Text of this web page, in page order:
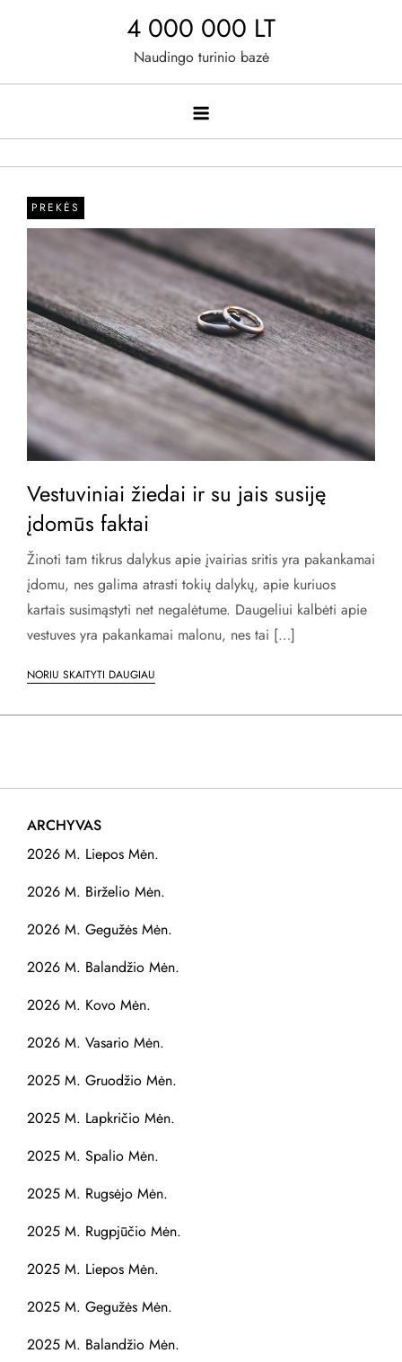
4 000 000 LT
Naudingo turinio bazė
PREKĖS
Vestuviniai žiedai ir su jais susiję
įdomūs faktai
Žinoti tam tikrus dalykus apie įvairias sritis yra pakankamai
įdomu, nes galima atrasti tokių dalykų, apie kuriuos
kartais susimąstyti net negalėtume. Daugeliui kalbėti apie
vestuves yra pakankamai malonu, nes tai […]
NORIU SKAITYTI DAUGIAU
ARCHYVAS
2026 M. Liepos Mėn.
2026 M. Birželio Mėn.
2026 M. Gegužės Mėn.
2026 M. Balandžio Mėn.
2026 M. Kovo Mėn.
2026 M. Vasario Mėn.
2025 M. Gruodžio Mėn.
2025 M. Lapkričio Mėn.
2025 M. Spalio Mėn.
2025 M. Rugsėjo Mėn.
2025 M. Rugpjūčio Mėn.
2025 M. Liepos Mėn.
2025 M. Gegužės Mėn.
2025 M. Balandžio Mėn.